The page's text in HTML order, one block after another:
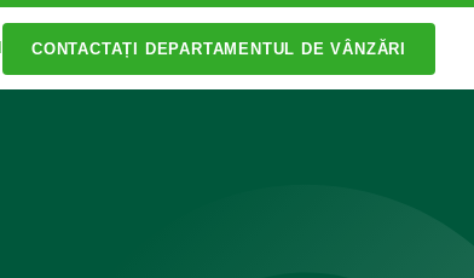
CONTACTAȚI DEPARTAMENTUL DE VÂNZĂRI